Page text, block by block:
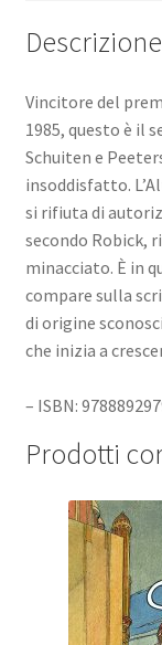
Descrizione
Vincitore del
1985, questo è il
Schuiten e
insoddisfatto.
si rifiuta di
secondo Robick,
minacciato. È in
compare sulla
di origine
che inizia a
– ISBN:
Prodotti